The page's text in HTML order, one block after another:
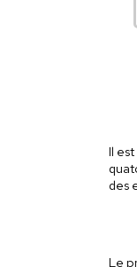
Il
des
Le